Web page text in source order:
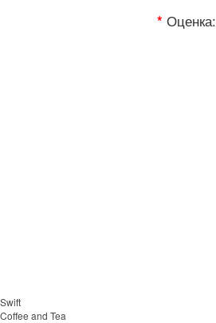
Оценка:
Swift
Coffee and Tea